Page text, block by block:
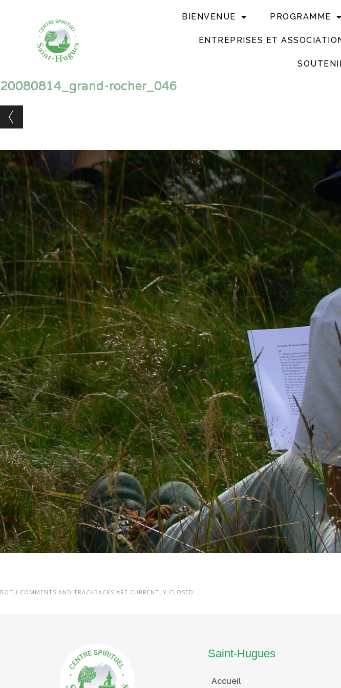
BIENVENUE PROGRAMME
ENTREPRISES ET
20080814_grand-rocher_046
BOTH COMMENTS AND TRACKBACKS ARE CURRENTLY CLOSED.
Saint-Hugues
Accueil